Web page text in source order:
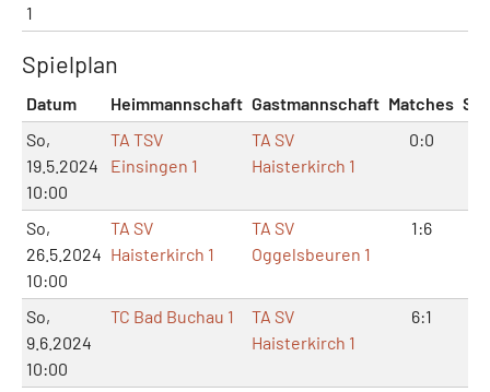
1
Spielplan
Datum Heimmannschaft Gastmannschaft Matches
So,
19.5.2024
10:00
TA TSV
Einsingen 1
TA SV
Haisterkirch 1
0:0
So,
26.5.2024
10:00
TA SV
Haisterkirch 1
TA SV
Oggelsbeuren 1
1:6
So,
9.6.2024
10:00
TC Bad Buchau 1
TA SV
Haisterkirch 1
6:1